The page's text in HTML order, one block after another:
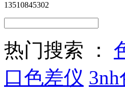
13510845302
热门搜索 ：
口色差仪